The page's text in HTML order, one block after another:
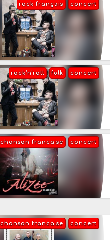
concert
rock français
concert
folk
rock'n'roll
concert
chanson francaise
concert
chanson francaise